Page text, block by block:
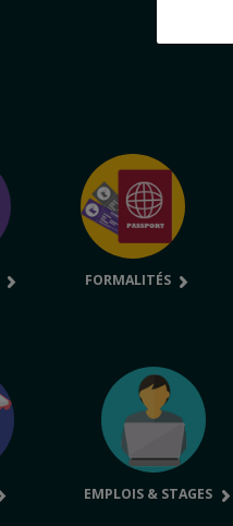
FORMALITÉS
EMPLOIS & STAGES